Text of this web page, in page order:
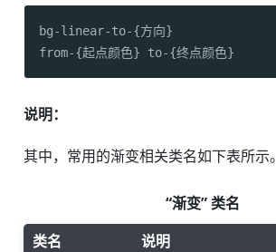
bg-linear-to-{方向}
from-{起点颜色} to-{终点颜色}
说明：
其中，常用的渐变相关类名如下表所示。
“渐变” 类名
类名
说明